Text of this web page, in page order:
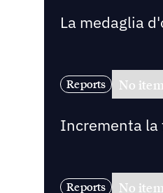
La medaglia
Reports No
Incrementa la
Reports No